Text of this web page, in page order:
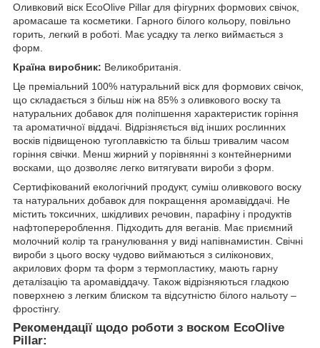
Оливковий віск EcoOlive Pillar для фігурних формових свічок,
аромасаше та косметики. Гарного білого кольору, повільно
горить, легкий в роботі. Має усадку та легко виймається з
форм.
Країна виробник: Великобританія.
Це преміальний 100% натуральний віск для формових свічок,
що складається з більш ніж на 85% з оливкового воску та
натуральних добавок для поліпшення характеристик горіння
та ароматичної віддачі. Відрізняється від інших рослинних
восків підвищеною тугоплавкістю та більш тривалим часом
горіння свічки. Менш жирний у порівнянні з контейнерними
восками, що дозволяє легко витягувати вироби з форм.
Сертифікований екологічний продукт, суміш оливкового воску
та натуральних добавок для покращення аромавіддачі. Не
містить токсичних, шкідливих речовин, парафіну і продуктів
нафтоперероблення. Підходить для веганів. Має приємний
молочний колір та гранулювання у виді напівнамистин. Свічні
вироби з цього воску чудово виймаються з силіконових,
акрилових форм та форм з термопластику, мають гарну
деталізацію та аромавіддачу. Також відрізняються гладкою
поверхнею з легким блиском та відсутністю білого нальоту –
фростінгу.
Рекомендації щодо роботи з воском EcoOlive
Pillar: